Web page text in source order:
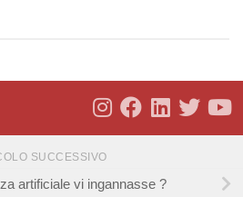
SUCCESSIVO
artificiale vi ingannasse ?